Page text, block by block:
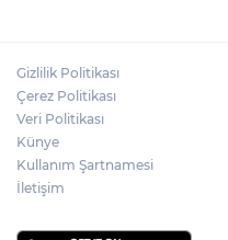
Gizlilik Politikası
Çerez Politikası
Veri Politikası
Künye
Kullanım Şartnamesi
İletişim